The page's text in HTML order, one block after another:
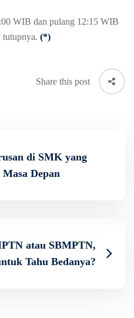
WIB dan pulang 12:15 WIB
tutupnya. (*)
Share this post
di SMK yang
Depan
atau SBMPTN,
Tahu Bedanya?